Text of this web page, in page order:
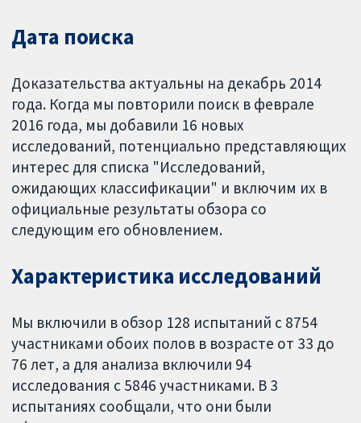
Дата поиска
Доказательства актуальны на декабрь 2014
года. Когда мы повторили поиск в феврале
2016 года, мы добавили 16 новых
исследований, потенциально представляющих
интерес для списка "Исследований,
ожидающих классификации" и включим их в
официальные результаты обзора со
следующим его обновлением.
Характеристика исследований
Мы включили в обзор 128 испытаний с 8754
участниками обоих полов в возрасте от 33 до
76 лет, а для анализа включили 94
исследования с 5846 участниками. В 3
испытаниях сообщали, что они были